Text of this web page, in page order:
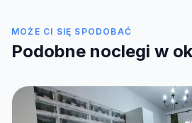
MOŻE CI SIĘ SPODOBAĆ
Podobne noclegi w